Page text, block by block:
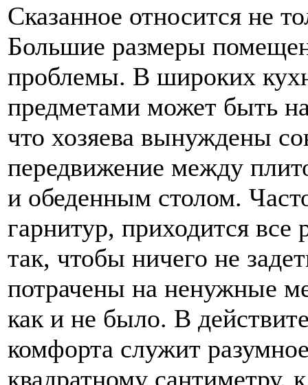
Сказанное относится не
Большие размеры
проблемы. В широких
предметами может быть
что хозяева вынуждены
передвижение между
и обеденным столом.
гарнитур, приходится все
так, чтобы ничего не
потрачены на ненужные
как и не было. В
комфорта служит
квадратному сантиметру,